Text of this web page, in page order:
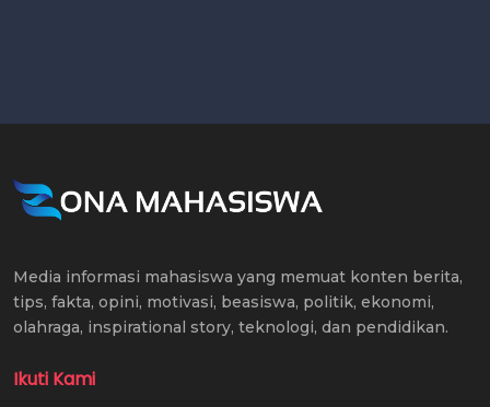
Media informasi mahasiswa yang memuat konten berita,
tips, fakta, opini, motivasi, beasiswa, politik, ekonomi,
olahraga, inspirational story, teknologi, dan pendidikan.
Ikuti Kami